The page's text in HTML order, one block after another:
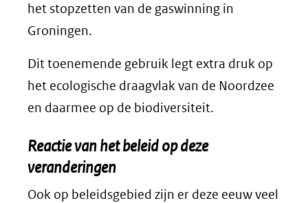
het stopzetten van de gaswinning in
Groningen.
Dit toenemende gebruik legt extra druk op
het ecologische draagvlak van de Noordzee
en daarmee op de biodiversiteit.
Reactie van het beleid op deze
veranderingen
Ook op beleidsgebied zijn er deze eeuw veel